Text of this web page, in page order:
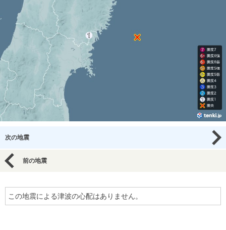
次の地震
前の地震
この地震による津波の心配はありません。